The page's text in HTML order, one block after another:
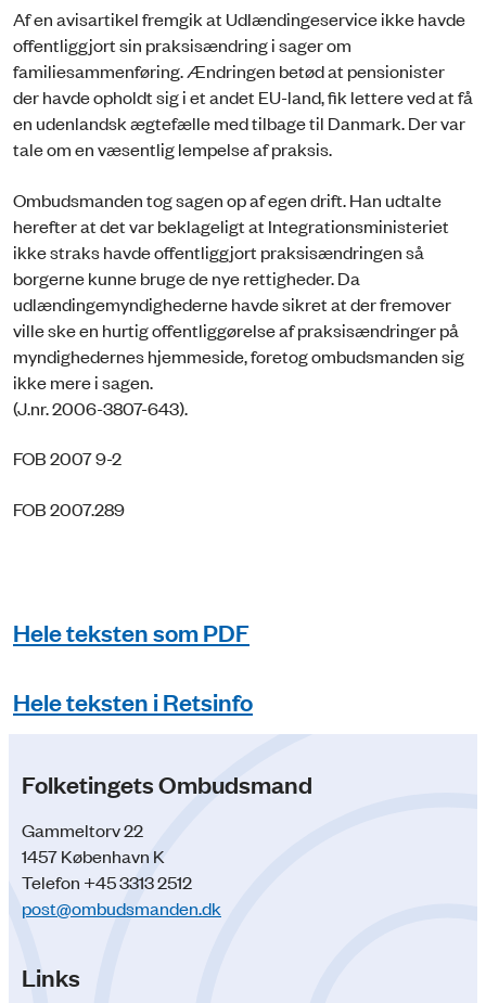
Af en avisartikel fremgik at Udlændingeservice ikke havde
offentliggjort sin praksisændring i sager om
familiesammenføring. Ændringen betød at pensionister
der havde opholdt sig i et andet EU-land, fik lettere ved at få
en udenlandsk ægtefælle med tilbage til Danmark. Der var
tale om en væsentlig lempelse af praksis.
Ombudsmanden tog sagen op af egen drift. Han udtalte
herefter at det var beklageligt at Integrationsministeriet
ikke straks havde offentliggjort praksisændringen så
borgerne kunne bruge de nye rettigheder. Da
udlændingemyndighederne havde sikret at der fremover
ville ske en hurtig offentliggørelse af praksisændringer på
myndighedernes hjemmeside, foretog ombudsmanden sig
ikke mere i sagen.
(J.nr. 2006-3807-643).
FOB 2007 9-2
FOB 2007.289
Hele teksten som PDF
Hele teksten i Retsinfo
Folketingets Ombudsmand
Gammeltorv 22
1457 København K
Telefon +45 3313 2512
post@ombudsmanden.dk
Links